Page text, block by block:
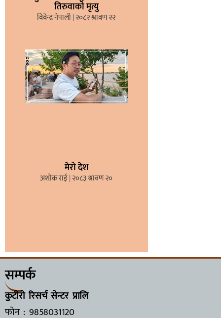
तिरुवाको मृत्यु
विवेन्द्र नेपाली २०८२ श्रावण २२
मेरो देश
अशोक राई २०८३ श्रावण २०
सम्पर्क
कुटीरो रिसर्च सेन्टर प्रालि
फोन : 9858031120